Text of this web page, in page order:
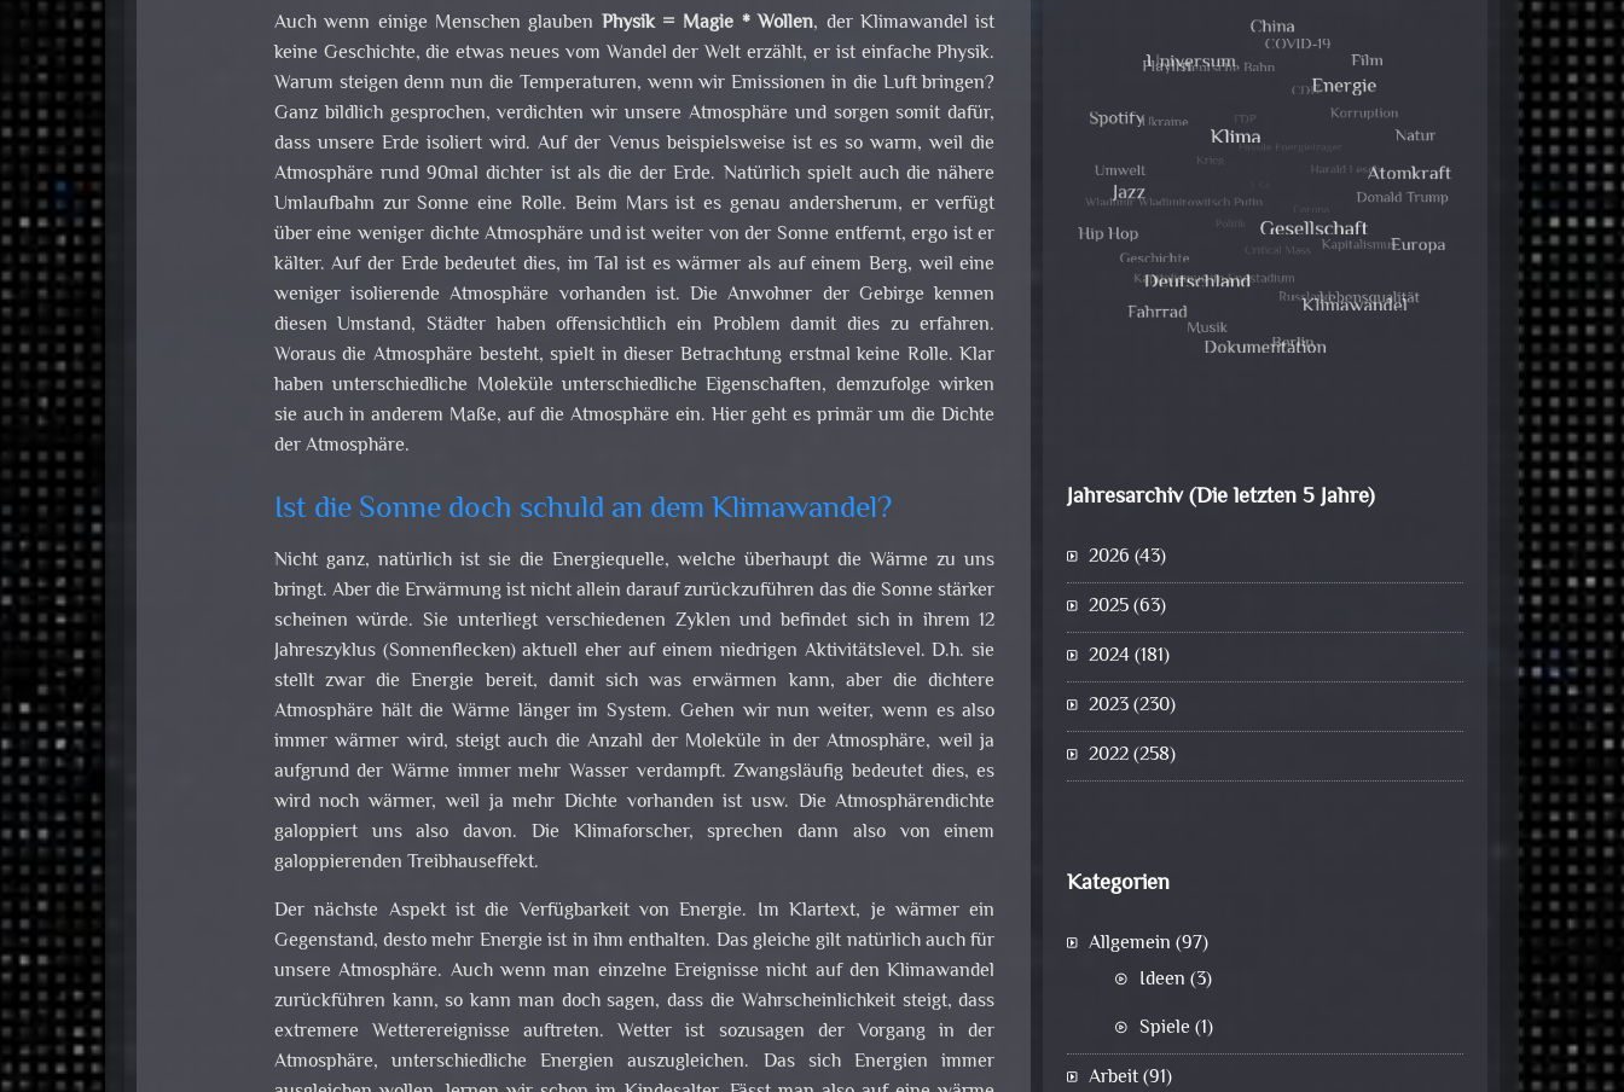
Auch wenn einige Menschen glauben Physik = Magie * Wollen, der Klimawandel ist
keine Geschichte, die etwas neues vom Wandel der Welt erzählt, er ist einfache Physik.
Warum steigen denn nun die Temperaturen, wenn wir Emissionen in die Luft bringen?
Ganz bildlich gesprochen, verdichten wir unsere Atmosphäre und sorgen somit dafür,
dass unsere Erde isoliert wird. Auf der Venus beispielsweise ist es so warm, weil die
Atmosphäre rund 90mal dichter ist als die der Erde. Natürlich spielt auch die nähere
Umlaufbahn zur Sonne eine Rolle. Beim Mars ist es genau andersherum, er verfügt
über eine weniger dichte Atmosphäre und ist weiter von der Sonne entfernt, ergo ist er
kälter. Auf der Erde bedeutet dies, im Tal ist es wärmer als auf einem Berg, weil eine
weniger isolierende Atmosphäre vorhanden ist. Die Anwohner der Gebirge kennen
diesen Umstand, Städter haben offensichtlich ein Problem damit dies zu erfahren.
Woraus die Atmosphäre besteht, spielt in dieser Betrachtung erstmal keine Rolle. Klar
haben unterschiedliche Moleküle unterschiedliche Eigenschaften, demzufolge wirken
sie auch in anderem Maße, auf die Atmosphäre ein. Hier geht es primär um die Dichte
der Atmosphäre.
Ist die Sonne doch schuld an dem Klimawandel?
Nicht ganz, natürlich ist sie die Energiequelle, welche überhaupt die Wärme zu uns
bringt. Aber die Erwärmung ist nicht allein darauf zurückzuführen das die Sonne stärker
scheinen würde. Sie unterliegt verschiedenen Zyklen und befindet sich in ihrem 12
Jahreszyklus (Sonnenflecken) aktuell eher auf einem niedrigen Aktivitätslevel. D.h. sie
stellt zwar die Energie bereit, damit sich was erwärmen kann, aber die dichtere
Atmosphäre hält die Wärme länger im System. Gehen wir nun weiter, wenn es also
immer wärmer wird, steigt auch die Anzahl der Moleküle in der Atmosphäre, weil ja
aufgrund der Wärme immer mehr Wasser verdampft. Zwangsläufig bedeutet dies, es
wird noch wärmer, weil ja mehr Dichte vorhanden ist usw. Die Atmosphärendichte
galoppiert uns also davon. Die Klimaforscher, sprechen dann also von einem
galoppierenden Treibhauseffekt.
Der nächste Aspekt ist die Verfügbarkeit von Energie. Im Klartext, je wärmer ein
Gegenstand, desto mehr Energie ist in ihm enthalten. Das gleiche gilt natürlich auch für
unsere Atmosphäre. Auch wenn man einzelne Ereignisse nicht auf den Klimawandel
zurückführen kann, so kann man doch sagen, dass die Wahrscheinlichkeit steigt, dass
extremere Wetterereignisse auftreten. Wetter ist sozusagen der Vorgang in der
Atmosphäre, unterschiedliche Energien auszugleichen. Das sich Energien immer
Jahresarchiv (Die letzten 5 Jahre)
2026 (43)
2025(63)
2024(181)
2023(230)
2022(258)
Kategorien
Allgemein (97)
Ideen (3)
Spiele (1)
Arbeit(91)